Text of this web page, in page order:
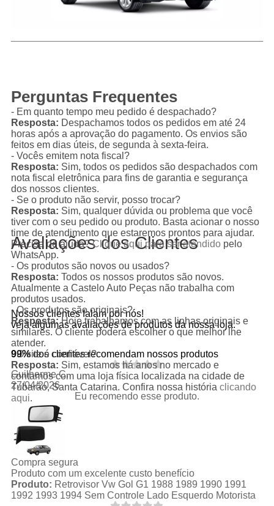
Perguntas Frequentes
- Em quanto tempo meu pedido é despachado?
Resposta: Despachamos todos os pedidos em até 24
horas após a aprovação do pagamento. Os envios são
feitos em dias úteis, de segunda à sexta-feira.
- Vocês emitem nota fiscal?
Resposta: Sim, todos os pedidos são despachados com
nota fiscal eletrônica para fins de garantia e segurança
dos nossos clientes.
- Se o produto não servir, posso trocar?
Resposta: Sim, qualquer dúvida ou problema que você
tiver com o seu pedido ou produto. Basta acionar o nosso
time de atendimento que estaremos prontos para ajudar.
Precisa de ajuda?Clique aqui para ser atendidopelo
WhatsApp.
- Os produtos são novos ou usados?
Resposta: Todos os nossos produtos são novos.
Atualmente a Castelo Auto Peças não trabalha com
produtos usados.
- Os produtos são originais?
Resposta:Hoje trabalhamos com as linhas originais e
similares. O cliente poderá escolher o que melhor lhe
atender.
- O site é confiável?
Resposta: Sim, estamos há anos no mercado e
contamos com uma loja física localizada na cidade de
Tubarão, Santa Catarina. Confira nossa história clicando
aqui.
Avaliações dos Clientes
Nossos clientes falam por nós!
veja algumas avaliações de produtos da nossa loja.
99% dos clientes recomendam nossos produtos
Guilherme C.
27/04/2026
Eu recomendo esse produto.
Compra segura
Produto com um excelente custo benefício
Produto: Retrovisor Vw Gol G1 1988 1989 1990 1991
1992 1993 1994 Sem Controle Lado Esquerdo Motorista